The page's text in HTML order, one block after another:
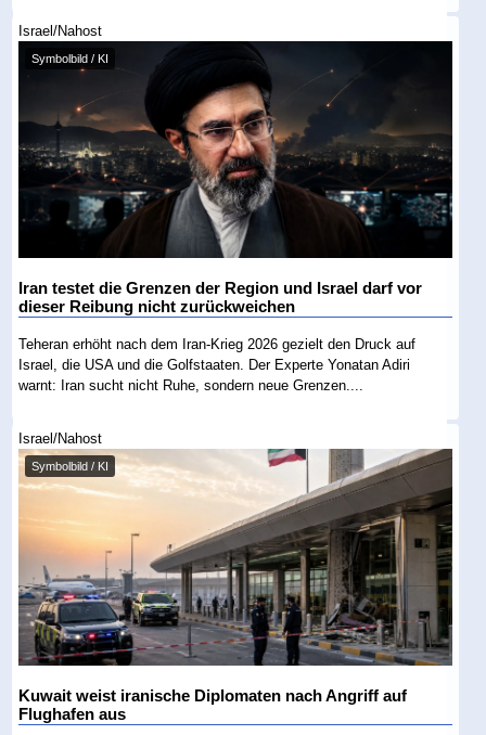
Israel/Nahost
Symbolbild / KI
Iran testet die Grenzen der Region und Israel darf vor
dieser Reibung nicht zurückweichen
Teheran erhöht nach dem Iran-Krieg 2026 gezielt den Druck auf
Israel, die USA und die Golfstaaten. Der Experte Yonatan Adiri
warnt: Iran sucht nicht Ruhe, sondern neue Grenzen....
Israel/Nahost
Symbolbild / KI
Kuwait weist iranische Diplomaten nach Angriff auf
Flughafen aus